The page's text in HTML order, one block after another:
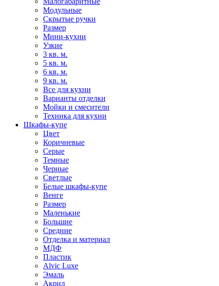
Модульные
Скрытые ручки
Размер
Мини-кухни
Узкие
3 кв. м.
5 кв. м.
6 кв. м.
9 кв. м.
Все для кухни
Варианты отделки
Мойки и смесители
Техника для кухни
Шкафы-купе
Цвет
Коричневые
Серые
Темные
Черные
Светлые
Белые шкафы-купе
Венге
Размер
Маленькие
Большие
Средние
Отделка и материал
МДФ
Пластик
Alvic Luxe
Эмаль
Акрил